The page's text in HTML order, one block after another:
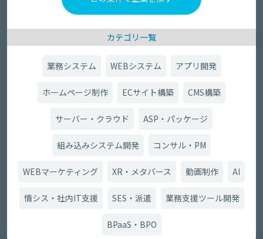
カテゴリ一覧
業務システム WEBシステム アプリ開発
ホームページ制作 ECサイト構築 CMS構築
サーバー・クラウド ASP・パッケージ
組み込みシステム開発 コンサル・PM
WEBマーケティング XR・メタバース 動画制作 AI
情シス・社内IT支援 SES・派遣 業務支援ツール開発
BPaaS・BPO